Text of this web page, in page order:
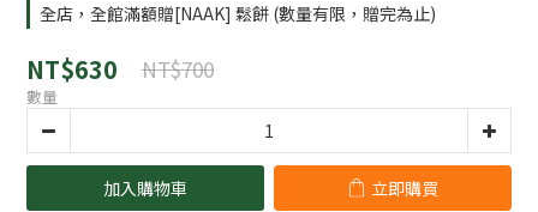
全店，全館滿額贈[NAAK] 鬆餅 (數量有限，贈完為止)
NT$630 NT$700
數量
加入購物車 立即購買